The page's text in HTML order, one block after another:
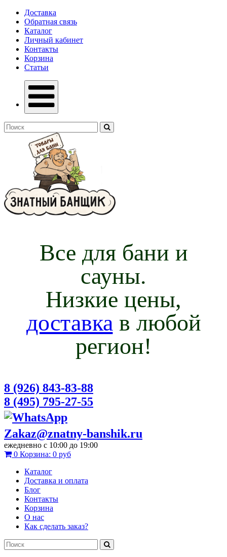
Доставка
Обратная связь
Каталог
Личный кабинет
Контакты
Корзина
Статьи
Все для бани и
сауны.
Низкие цены,
доставка в любой
регион!
8 (926) 843-83-88
8 (495) 795-27-55
Zakaz@znatny-banshik.ru
ежедневно с 10:00 до 19:00
0 Корзина: 0 руб
Каталог
Доставка и оплата
Блог
Контакты
Корзина
О нас
Как сделать заказ?